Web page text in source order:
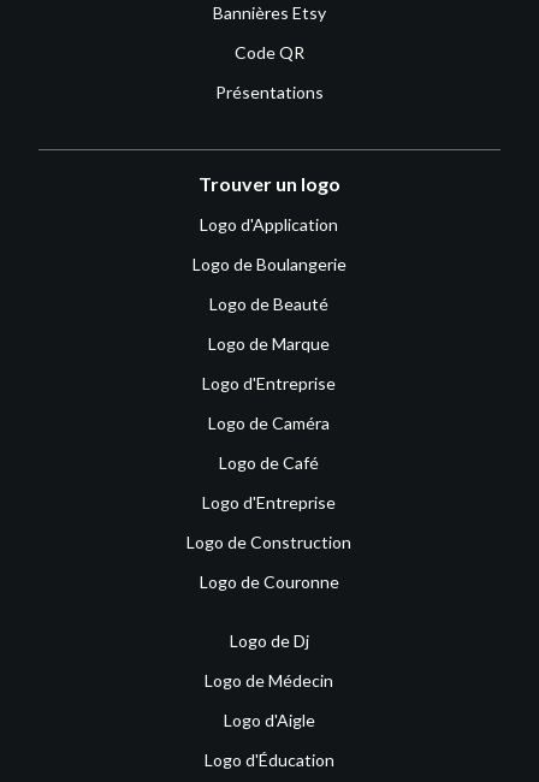
Bannières Etsy
Code QR
Présentations
Trouver un logo
Logo d'Application
Logo de Boulangerie
Logo de Beauté
Logo de Marque
Logo d'Entreprise
Logo de Caméra
Logo de Café
Logo d'Entreprise
Logo de Construction
Logo de Couronne
Logo de Dj
Logo de Médecin
Logo d'Aigle
Logo d'Éducation